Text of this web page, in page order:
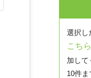
選択し
こちら
加して
10件ま